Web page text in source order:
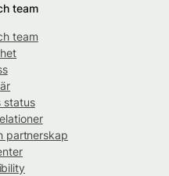
team
team
status
partnerskap